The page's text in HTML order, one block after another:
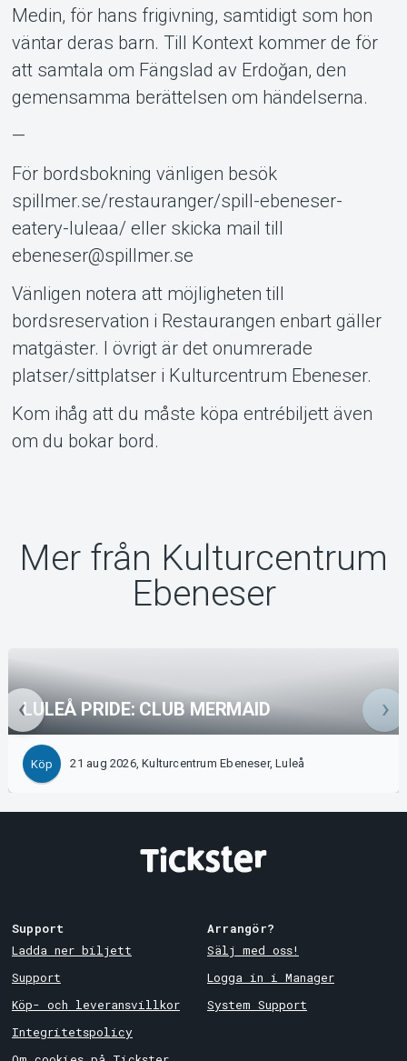
Medin, för hans frigivning, samtidigt som hon
väntar deras barn. Till Kontext kommer de för
att samtala om Fängslad av Erdoğan, den
gemensamma berättelsen om händelserna.
—
För bordsbokning vänligen besök
spillmer.se/restauranger/spill-ebeneser-
eatery-luleaa/ eller skicka mail till
ebeneser@spillmer.se
Vänligen notera att möjligheten till
bordsreservation i Restaurangen enbart gäller
matgäster. I övrigt är det onumrerade
platser/sittplatser i Kulturcentrum Ebeneser.
Kom ihåg att du måste köpa entrébiljett även
om du bokar bord.
Mer från Kulturcentrum
Ebeneser
LULEÅ PRIDE: CLUB MERMAID
Köp 21 aug 2026, Kulturcentrum Ebeneser, Luleå
Support
Ladda ner biljett
Support
Köp- och leveransvillkor
Integritetspolicy
Arrangör?
Sälj med oss!
Logga in i Manager
System Support